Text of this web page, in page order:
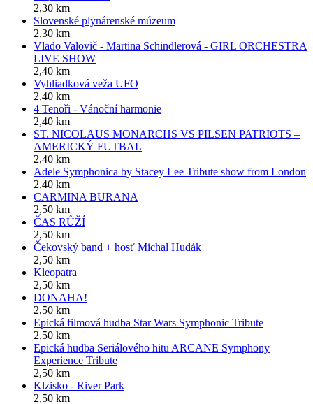
2,30 km
Slovenské plynárenské múzeum
2,30 km
Vlado Valovič - Martina Schindlerová - GIRL ORCHESTRA
LIVE SHOW
2,40 km
Vyhliadková veža UFO
2,40 km
4 Tenoři - Vánoční harmonie
2,40 km
ST. NICOLAUS MONARCHS VS PILSEN PATRIOTS –
AMERICKÝ FUTBAL
2,40 km
Adele Symphonica by Stacey Lee Tribute show from London
2,40 km
CARMINA BURANA
2,50 km
ČAS RŮŽÍ
2,50 km
Čekovský band + hosť Michal Hudák
2,50 km
Kleopatra
2,50 km
DONAHA!
2,50 km
Epická filmová hudba Star Wars Symphonic Tribute
2,50 km
Epická hudba Seriálového hitu ARCANE Symphony
Experience Tribute
2,50 km
Klzisko - River Park
2,50 km